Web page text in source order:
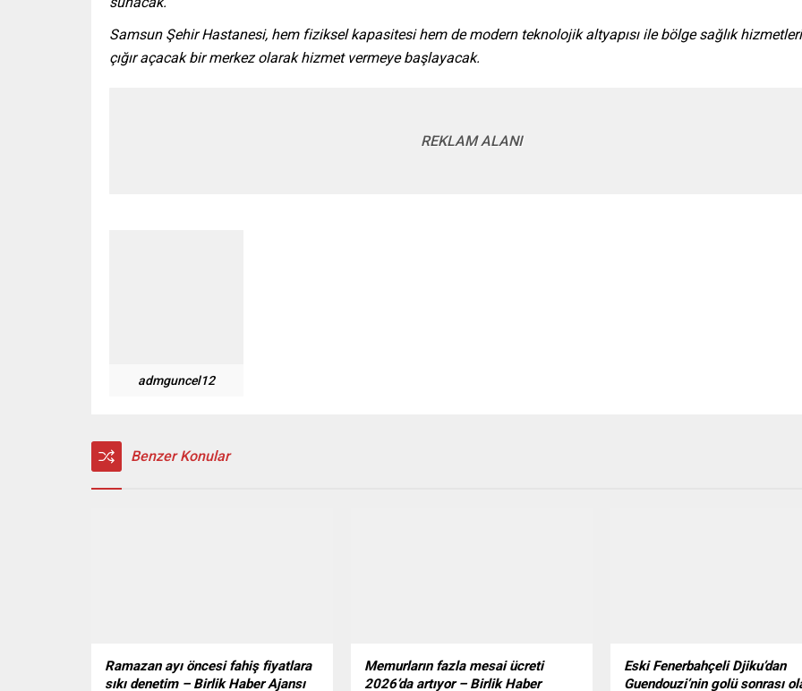
Samsun Şehir Hastanesi, hem fiziksel kapasitesi hem de modern teknolojik altyapısı ile bölge sağlık
çığır açacak bir merkez olarak hizmet vermeye başlayacak.
REKLAM ALANI
admguncel12
Benzer Konular
Ramazan ayı öncesi fahiş fiyatlara
sıkı denetim – Birlik Haber Ajansı
Memurların fazla mesai ücreti
2026’da artıyor – Birlik Haber
Eski Fenerbahçeli Djiku’dan
Guendouzi’nin golü sonrası